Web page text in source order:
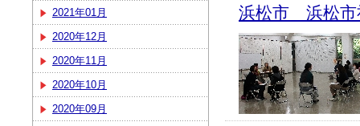
2021年01月
2020年12月
2020年11月
2020年10月
2020年09月
浜松市 浜松市